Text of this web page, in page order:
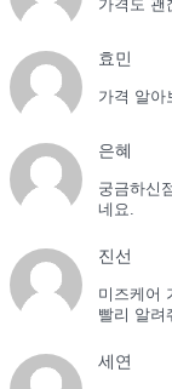
가격도 괜
효민
가격 알아
은혜
궁금하신
네요.
진선
미즈케어
빨리 알려
세연